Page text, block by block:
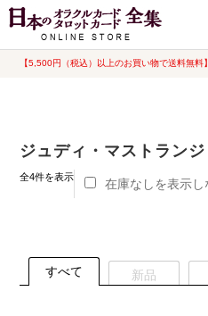
【5,500円（税込）以上のお買い物で送料無
ナ
コ
オラクルカード
ルノルマンカード
トランプ
ホーム “ジュディ・マストランジェ
ジュディ・マストランジ
全4件を表示新
在庫なしを表示し
すべて 新品